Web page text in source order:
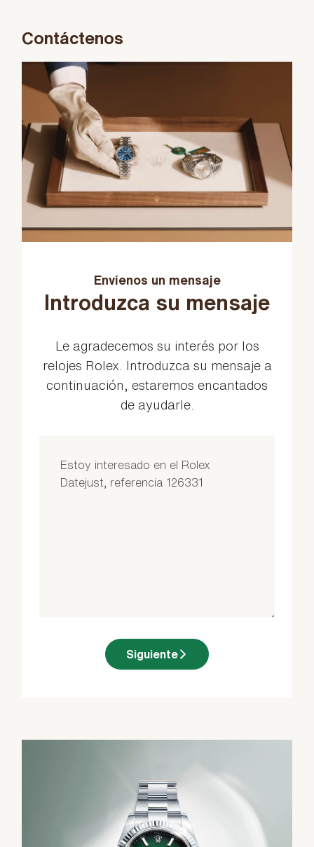
Contáctenos
Envíenos un mensaje
Introduzca su mensaje
Le agradecemos su interés por los
relojes Rolex. Introduzca su mensaje a
continuación, estaremos encantados
de ayudarle.
Siguiente